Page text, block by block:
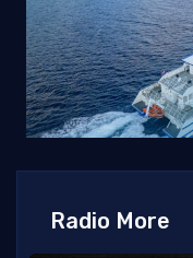
Radio More